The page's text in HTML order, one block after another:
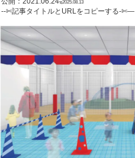
ಇ2025.08.13
--✄記事タイトルとURLをコピーする-✄—